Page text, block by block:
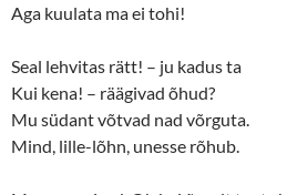
Aga kuulata ma ei tohi!
Seal lehvitas rätt! – ju kadus ta
Kui kena! – räägivad õhud?
Mu südant võtvad nad võrguta.
Mind, lille-lõhn, unesse rõhub.